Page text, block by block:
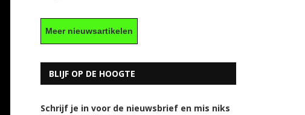
Meer nieuwsartikelen
BLIJF OP DE HOOGTE
Schrijf je in voor de nieuwsbrief en mis niks